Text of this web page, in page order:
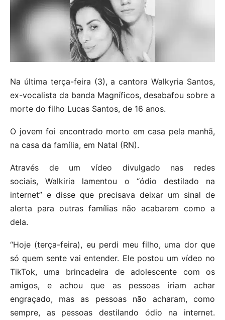
Na última terça-feira (3), a cantora Walkyria Santos,
ex-vocalista da banda Magníficos, desabafou sobre a
morte do filho Lucas Santos, de 16 anos.
O jovem foi encontrado morto em casa pela manhã,
na casa da família, em Natal (RN).
Através de um vídeo divulgado nas redes
sociais, Walkiria lamentou o “ódio destilado na
internet” e disse que precisava deixar um sinal de
alerta para outras famílias não acabarem como a
dela.
“Hoje (terça-feira), eu perdi meu filho, uma dor que
só quem sente vai entender. Ele postou um vídeo no
TikTok, uma brincadeira de adolescente com os
amigos, e achou que as pessoas iriam achar
engraçado, mas as pessoas não acharam, como
sempre, as pessoas destilando ódio na internet.